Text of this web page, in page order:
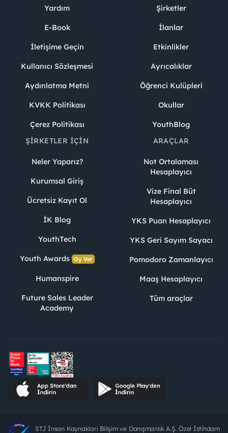
Yardım
E-Book
İletişime Geçin
Kullanıcı Sözleşmesi
Aydınlatma Metni
KVKK Politikası
Çerez Politikası
Şirketler
İlanlar
Etkinlikler
Ayrıcalıklar
Öğrenci Kulüpleri
Okullar
YouthBlog
ŞIRKETLER İÇIN
Neler Yaparız?
Kurumsal Giriş
Ücretsiz Kayıt Ol
İK Blog
YouthTech
Youth Awards Oy Ver
Humanspire
Future Sales Leader
Academy
ARAÇLAR
Not Ortalaması
Hesaplayıcı
Vize Final Büt
Hesaplayıcı
YKS Puan Hesaplayıcı
YKS Geri Sayım Sayacı
Pomodoro Zamanlayıcı
Maaş Hesaplayıcı
Tüm araçlar
STJ İnsan Kaynakları Bilişim ve Danışmanlık A.Ş. Özel İstihdam